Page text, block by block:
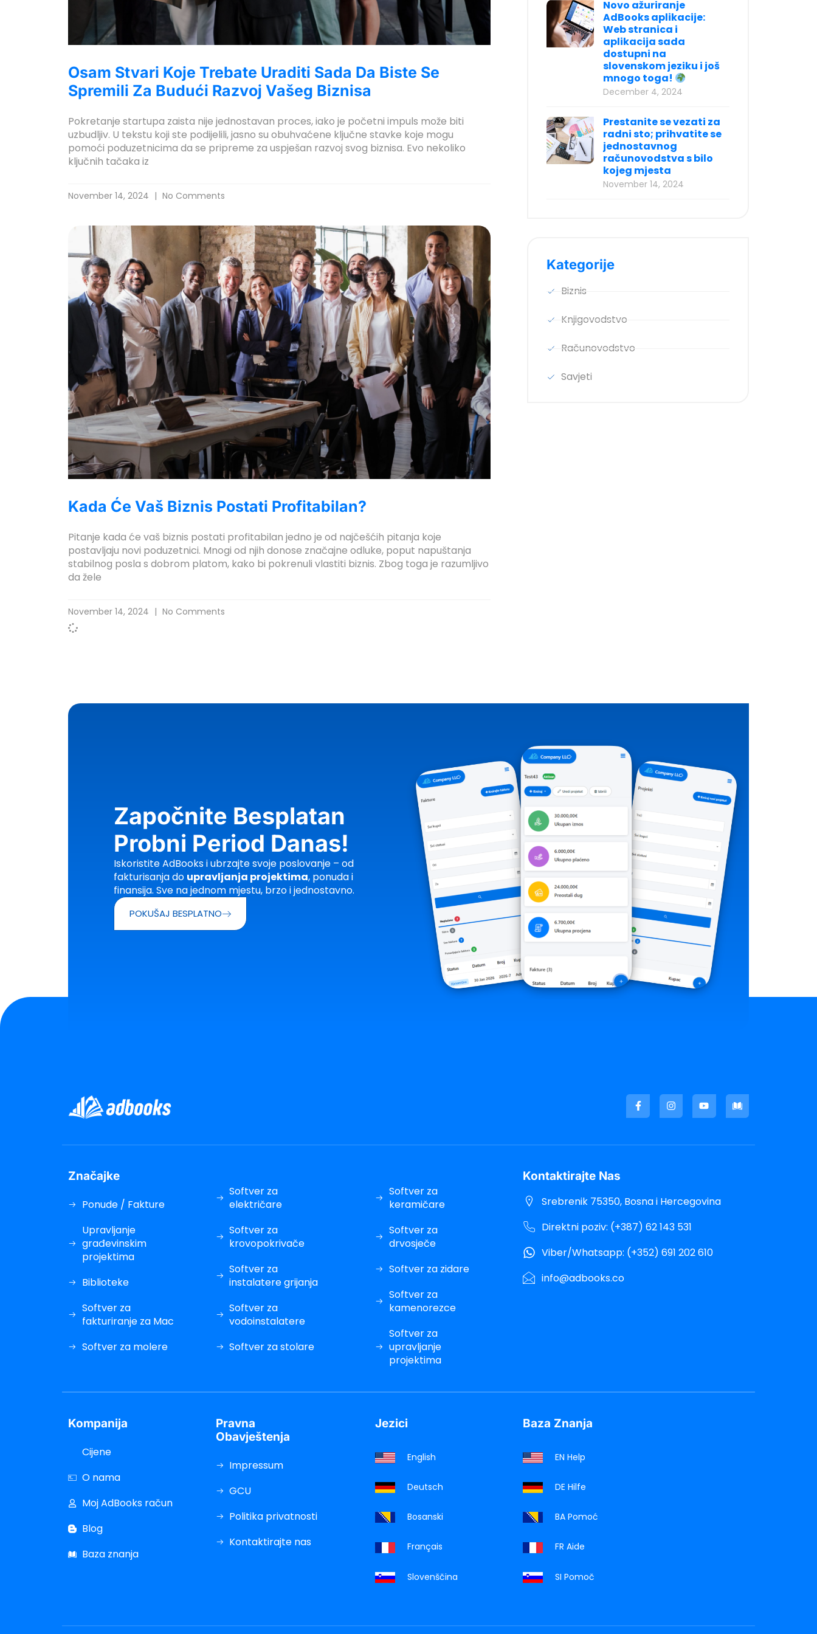
Osam Stvari Koje Trebate Uraditi Sada Da Biste Se
Spremili Za Budući Razvoj Vašeg Biznisa
Pokretanje startupa zaista nije jednostavan proces, iako je početni impuls može biti
uzbudljiv. U tekstu koji ste podijelili, jasno su obuhvaćene ključne stavke koje mogu
pomoći poduzetnicima da se pripreme za uspješan razvoj svog biznisa. Evo nekoliko
ključnih tačaka iz
November 14, 2024 No Comments
Kada Će Vaš Biznis Postati Profitabilan?
Pitanje kada će vaš biznis postati profitabilan jedno je od najčešćih pitanja koje
postavljaju novi poduzetnici. Mnogi od njih donose značajne odluke, poput napuštanja
stabilnog posla s dobrom platom, kako bi pokrenuli vlastiti biznis. Zbog toga je razumljivo
da žele
November 14, 2024 No Comments
Novo ažuriranje
AdBooks aplikacije:
Web stranica i
aplikacija sada
dostupni na
slovenskom jeziku i još
mnogo toga!
December 4, 2024
Prestanite se vezati za
radni sto; prihvatite se
jednostavnog
računovodstva s bilo
kojeg mjesta
November 14, 2024
Kategorije
Biznis
Knjigovodstvo
Računovodstvo
Savjeti
Započnite Besplatan
Probni Period Danas!
Iskoristite AdBooks i ubrzajte svoje poslovanje – od
fakturisanja do upravljanja projektima, ponuda i
finansija. Sve na jednom mjestu, brzo i jednostavno.
POKUŠAJ BESPLATNO
Značajke
Ponude / Fakture
Upravljanje
građevinskim
projektima
Biblioteke
Softver za
fakturiranje za Mac
Softver za molere
Softver za
električare
Softver za
krovopokrivače
Softver za
instalatere grijanja
Softver za
vodoinstalatere
Softver za stolare
Softver za
keramičare
Softver za
drvosječe
Softver za zidare
Softver za
kamenorezce
Softver za
upravljanje
projektima
Kontaktirajte Nas
Srebrenik 75350, Bosna i Hercegovina
Direktni poziv: (+387) 62 143 531
Viber/Whatsapp: (+352) 691 202 610
info@adbooks.co
Kompanija
Cijene
O nama
Moj AdBooks račun
Blog
Baza znanja
Pravna
Obavještenja
Impressum
GCU
Politika privatnosti
Kontaktirajte nas
Jezici
English
Deutsch
Bosanski
Français
Slovenščina
Baza Znanja
EN Help
DE Hilfe
BA Pomoć
FR Aide
SI Pomoč